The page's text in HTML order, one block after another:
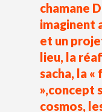
chamane
imaginent
et un
lieu, la
sacha, la
»,concept
cosmos,